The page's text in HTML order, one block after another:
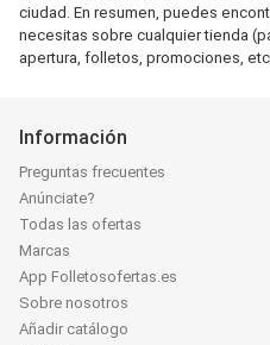
ciudad. En resumen, puedes
necesitas sobre cualquier tienda
apertura, folletos, promociones,
Información
Preguntas frecuentes
Anúnciate?
Todas las ofertas
Marcas
App Folletosofertas.es
Sobre nosotros
Añadir catálogo